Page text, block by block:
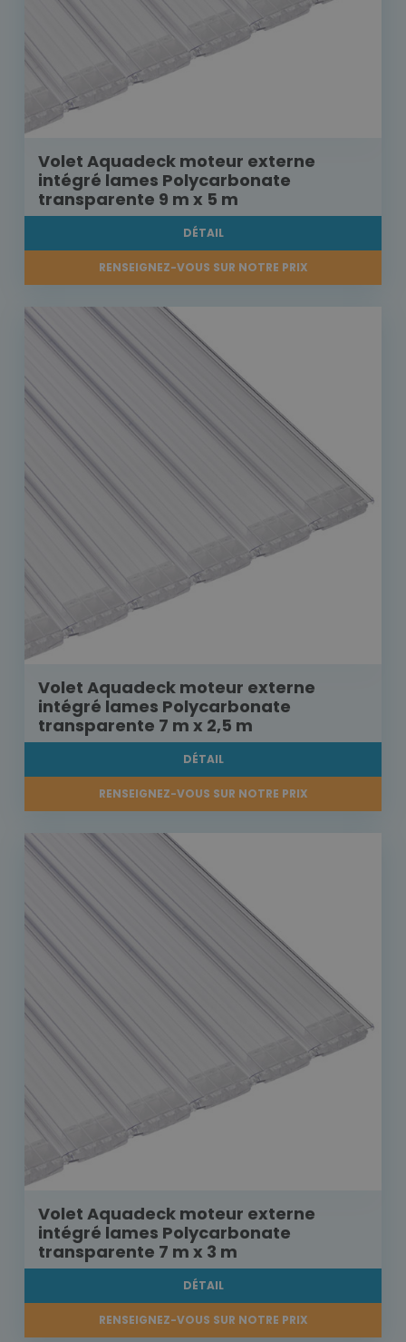
Volet Aquadeck moteur externe
intégré lames Polycarbonate
transparente 9 m x 5 m
DÉTAIL
RENSEIGNEZ-VOUS SUR NOTRE PRIX
Volet Aquadeck moteur externe
intégré lames Polycarbonate
transparente 7 m x 2,5 m
DÉTAIL
RENSEIGNEZ-VOUS SUR NOTRE PRIX
Volet Aquadeck moteur externe
intégré lames Polycarbonate
transparente 7 m x 3 m
DÉTAIL
RENSEIGNEZ-VOUS SUR NOTRE PRIX